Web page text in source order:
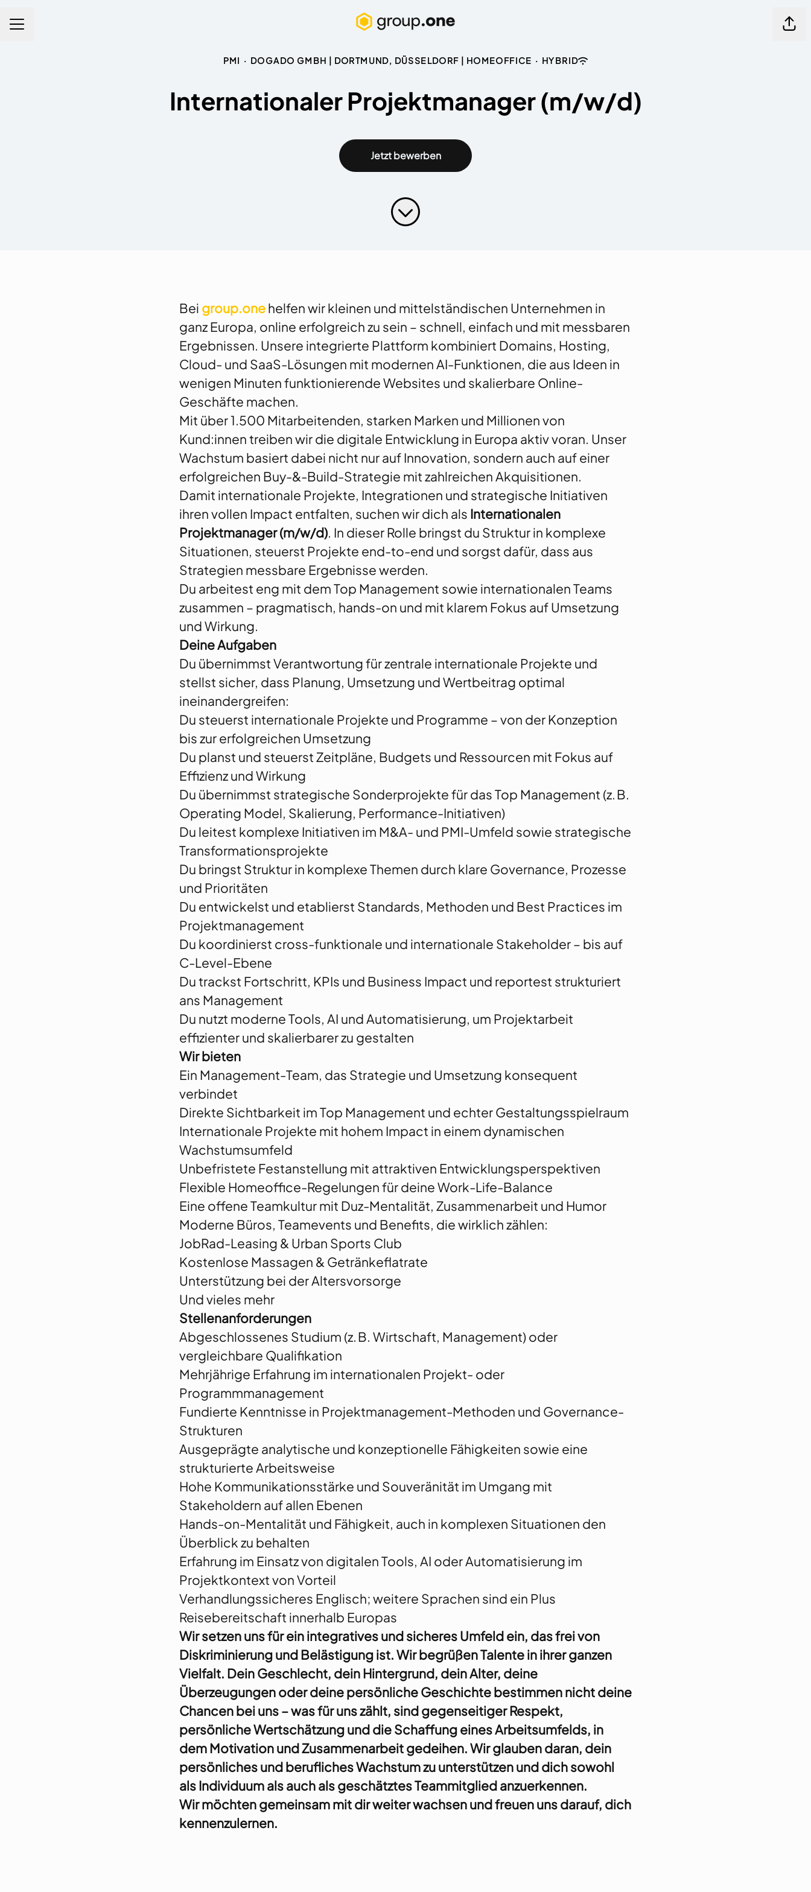
Karrieremenü
PMI · DOGADO GMBH | DORTMUND, DÜSSELDORF | HOMEOFFICE · HYBRID
Internationaler Projektmanager (m/w/d)
Jetzt bewerben
Bei group.onehelfen wir kleinen und mittelständischen Unternehmen in
ganz Europa, online erfolgreich zu sein – schnell, einfach und mit messbaren
Ergebnissen. Unsere integrierte Plattform kombiniert Domains, Hosting,
Cloud- und SaaS-Lösungen mit modernen AI-Funktionen, die aus Ideen in
wenigen Minuten funktionierende Websites und skalierbare Online-
Geschäfte machen.
Mit über 1.500 Mitarbeitenden, starken Marken und Millionen von
Kund:innen treiben wir die digitale Entwicklung in Europa aktiv voran. Unser
Wachstum basiert dabei nicht nur auf Innovation, sondern auch auf einer
erfolgreichen Buy-&-Build-Strategie mit zahlreichen Akquisitionen.
Damit internationale Projekte, Integrationen und strategische Initiativen
ihren vollen Impact entfalten, suchen wir dich als Internationalen
Projektmanager (m/w/d). In dieser Rolle bringst du Struktur in komplexe
Situationen, steuerst Projekte end-to-end und sorgst dafür, dass aus
Strategien messbare Ergebnisse werden.
Du arbeitest eng mit dem Top Management sowie internationalen Teams
zusammen – pragmatisch, hands-on und mit klarem Fokus auf Umsetzung
und Wirkung.
Deine Aufgaben
Du übernimmst Verantwortung für zentrale internationale Projekte und
stellst sicher, dass Planung, Umsetzung und Wertbeitrag optimal
ineinandergreifen:
Du steuerst internationale Projekte und Programme – von der Konzeption
bis zur erfolgreichen Umsetzung
Du planst und steuerst Zeitpläne, Budgets und Ressourcen mit Fokus auf
Effizienz und Wirkung
Du übernimmst strategische Sonderprojekte für das Top Management (z. B.
Operating Model, Skalierung, Performance-Initiativen)
Du leitest komplexe Initiativen im M&A- und PMI-Umfeld sowie strategische
Transformationsprojekte
Du bringst Struktur in komplexe Themen durch klare Governance, Prozesse
und Prioritäten
Du entwickelst und etablierst Standards, Methoden und Best Practices im
Projektmanagement
Du koordinierst cross-funktionale und internationale Stakeholder – bis auf
C-Level-Ebene
Du trackst Fortschritt, KPIs und Business Impact und reportest strukturiert
ans Management
Du nutzt moderne Tools, AI und Automatisierung, um Projektarbeit
effizienter und skalierbarer zu gestalten
Wir bieten
Ein Management-Team, das Strategie und Umsetzung konsequent
verbindet
Direkte Sichtbarkeit im Top Management und echter Gestaltungsspielraum
Internationale Projekte mit hohem Impact in einem dynamischen
Wachstumsumfeld
Unbefristete Festanstellung mit attraktiven Entwicklungsperspektiven
Flexible Homeoffice-Regelungen für deine Work-Life-Balance
Eine offene Teamkultur mit Duz-Mentalität, Zusammenarbeit und Humor
Moderne Büros, Teamevents und Benefits, die wirklich zählen:
JobRad-Leasing & Urban Sports Club
Kostenlose Massagen & Getränkeflatrate
Unterstützung bei der Altersvorsorge
Und vieles mehr
Stellenanforderungen
Abgeschlossenes Studium (z. B. Wirtschaft, Management) oder
vergleichbare Qualifikation
Mehrjährige Erfahrung im internationalen Projekt- oder
Programmmanagement
Fundierte Kenntnisse in Projektmanagement-Methoden und Governance-
Strukturen
Ausgeprägte analytische und konzeptionelle Fähigkeiten sowie eine
strukturierte Arbeitsweise
Hohe Kommunikationsstärke und Souveränität im Umgang mit
Stakeholdern auf allen Ebenen
Hands-on-Mentalität und Fähigkeit, auch in komplexen Situationen den
Überblick zu behalten
Erfahrung im Einsatz von digitalen Tools, AI oder Automatisierung im
Projektkontext von Vorteil
Verhandlungssicheres Englisch; weitere Sprachen sind ein Plus
Reisebereitschaft innerhalb Europas
Wir setzen uns für ein integratives und sicheres Umfeld ein, das frei von
Diskriminierung und Belästigung ist. Wir begrüßen Talente in ihrer ganzen
Vielfalt. Dein Geschlecht, dein Hintergrund, dein Alter, deine
Überzeugungen oder deine persönliche Geschichte bestimmen nicht deine
Chancen bei uns – was für uns zählt, sind gegenseitiger Respekt,
persönliche Wertschätzung und die Schaffung eines Arbeitsumfelds, in
dem Motivation und Zusammenarbeit gedeihen. Wir glauben daran, dein
persönliches und berufliches Wachstum zu unterstützen und dich sowohl
als Individuum als auch als geschätztes Teammitglied anzuerkennen.
Wir möchten gemeinsam mit dir weiter wachsen und freuen uns darauf, dich
kennenzulernen.